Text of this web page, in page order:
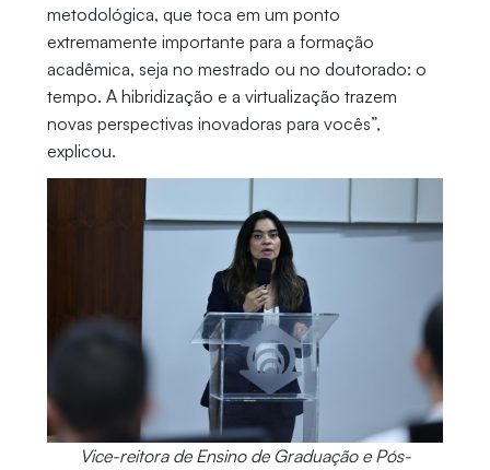
metodológica, que toca em um ponto
extremamente importante para a formação
acadêmica, seja no mestrado ou no doutorado: o
tempo. A hibridização e a virtualização trazem
novas perspectivas inovadoras para vocês”,
explicou.
Vice-reitora de Ensino de Graduação e Pós-